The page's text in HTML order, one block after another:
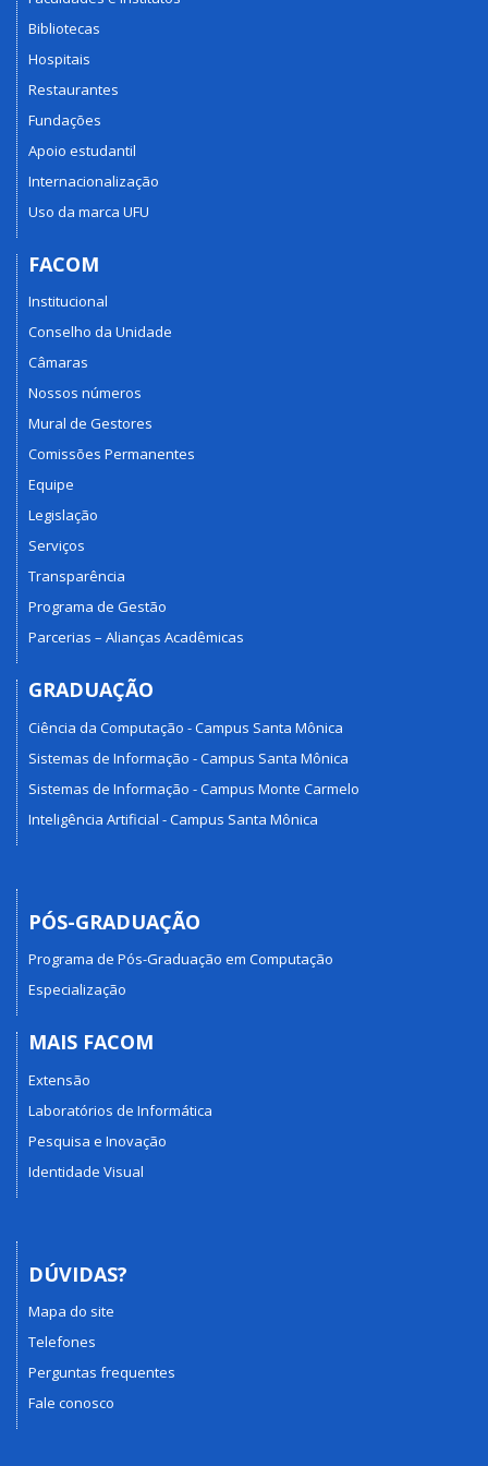
Bibliotecas
Hospitais
Restaurantes
Fundações
Apoio estudantil
Internacionalização
Uso da marca UFU
FACOM
Institucional
Conselho da Unidade
Câmaras
Nossos números
Mural de Gestores
Comissões Permanentes
Equipe
Legislação
Serviços
Transparência
Programa de Gestão
Parcerias – Alianças Acadêmicas
GRADUAÇÃO
Ciência da Computação - Campus Santa Mônica
Sistemas de Informação - Campus Santa Mônica
Sistemas de Informação - Campus Monte Carmelo
Inteligência Artificial - Campus Santa Mônica
PÓS-GRADUAÇÃO
Programa de Pós-Graduação em Computação
Especialização
MAIS FACOM
Extensão
Laboratórios de Informática
Pesquisa e Inovação
Identidade Visual
DÚVIDAS?
Mapa do site
Telefones
Perguntas frequentes
Fale conosco